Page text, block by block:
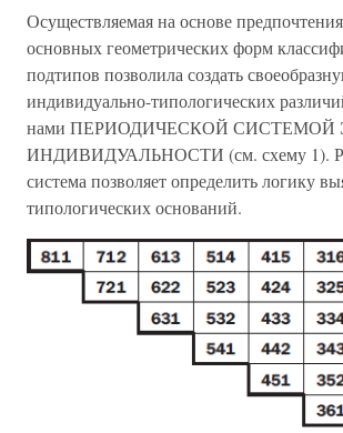
Осуществляемая на основе
основных геометрических форм
подтипов позволила создать
индивидуально-типологических
нами ПЕРИОДИЧЕСКОЙ СИСТЕМОЙ
ИНДИВИДУАЛЬНОСТИ (см. схему 1).
система позволяет определить логику
типологических оснований.